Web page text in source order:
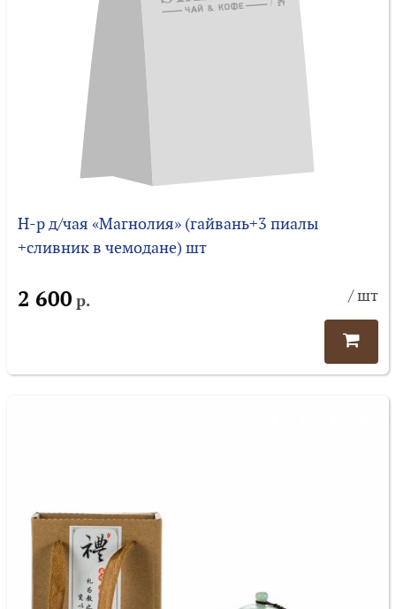
Н-р д/чая «Магнолия» (гайвань+3 пиалы
+сливник в чемодане) шт
2 600 р. / шт